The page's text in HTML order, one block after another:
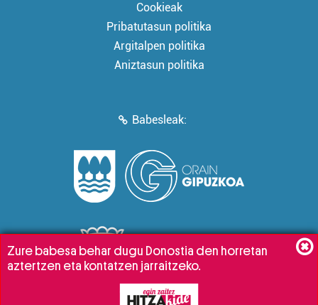
Cookieak
Pribatutasun politika
Argitalpen politika
Aniztasun politika
Babesleak:
Zure babesa behar dugu Donostia den horretan
aztertzen eta kontatzen jarraitzeko.